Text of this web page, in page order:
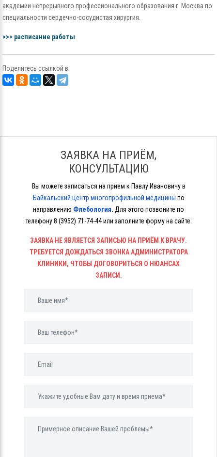
академии непрерывного профессионального образования г. Москва по
специальности сердечно-сосудистая хирургия.
>>> расписание работы
Поделитесь ссылкой в:
ЗАЯВКА НА ПРИЁМ,
КОНСУЛЬТАЦИЮ
Вы можете записаться на прием к Павлу Ивановичу в
Байкальский центр многопрофильной медицины по
направлению Флебология. Для этого позвоните по
телефону8 (3952) 71-74-44или заполните форму на сайте:
ЗАЯВКА НЕ ЯВЛЯЕТСЯ ЗАПИСЬЮ НА ПРИЁМ К ВРАЧУ.
ТРЕБУЕТСЯ ДОЖДАТЬСЯ ЗВОНКА АДМИНИСТРАТОРА
КЛИНИКИ, ЧТОБЫ ДОГОВОРИТЬСЯ О НЮАНСАХ
ЗАПИСИ.